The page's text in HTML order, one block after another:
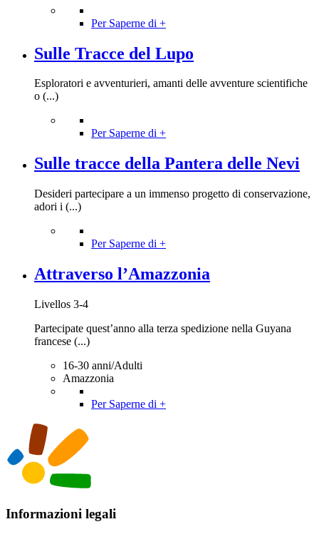
Per Saperne di +
Sulle Tracce del Lupo
Esploratori e avventurieri, amanti delle avventure scientifiche
o (...)
Per Saperne di +
Sulle tracce della Pantera delle Nevi
Desideri partecipare a un immenso progetto di conservazione,
adori i (...)
Per Saperne di +
Attraverso l’Amazzonia
Livellos 3-4
Partecipate quest’anno alla terza spedizione nella Guyana
francese (...)
16-30 anni/Adulti
Amazzonia
Per Saperne di +
Informazioni legali